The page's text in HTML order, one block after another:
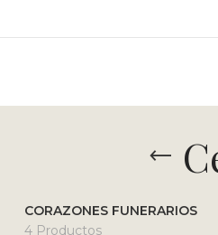
CORAZONES FUNERARIOS
4 Productos